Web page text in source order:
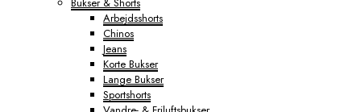
Arbejdsshorts
Chinos
Jeans
Korte Bukser
Lange Bukser
Sportshorts